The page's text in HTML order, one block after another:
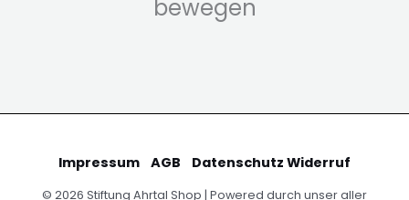
bewegen
Impressum AGB Datenschutz Widerruf
© 2026 Stiftung Ahrtal Shop | Powered durch unser aller